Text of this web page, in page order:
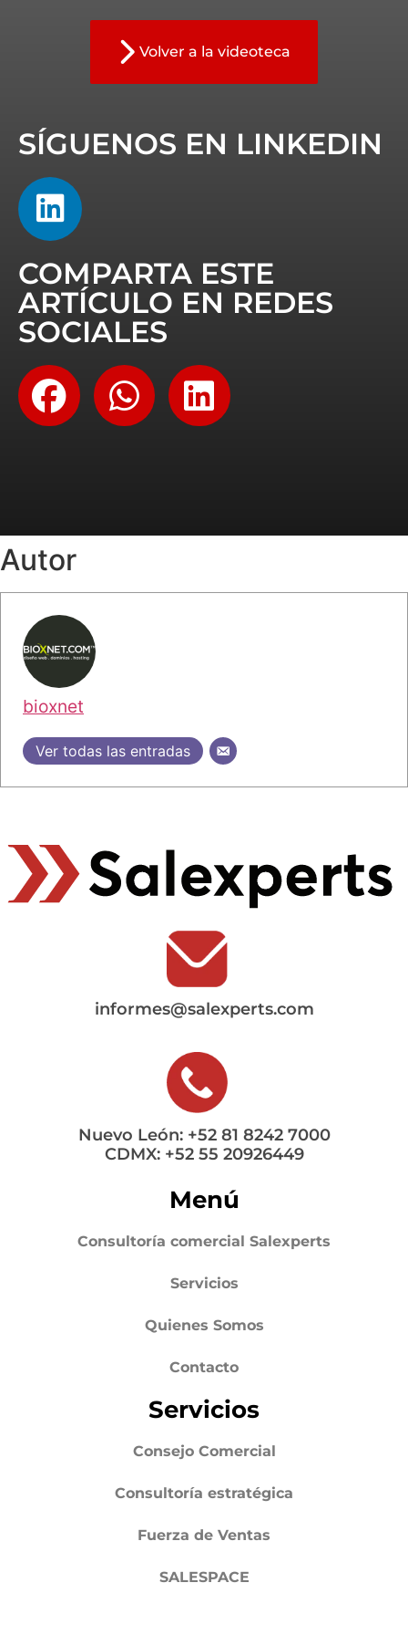
Volver a la videoteca
SÍGUENOS EN LINKEDIN
COMPARTA ESTE
ARTÍCULO EN REDES
SOCIALES
Autor
bioxnet
Ver todas las entradas
informes@salexperts.com
Nuevo León: +52 81 8242 7000
CDMX: +52 55 20926449
Menú
Consultoría comercial Salexperts
Servicios
Quienes Somos
Contacto
Servicios
Consejo Comercial
Consultoría estratégica
Fuerza de Ventas
SALESPACE